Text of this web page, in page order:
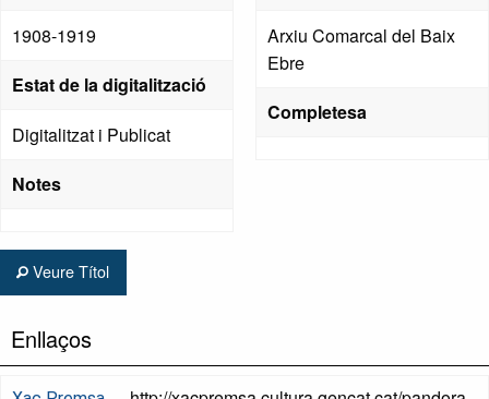
1908-1919
Estat de la digitalització
Digitalitzat i Publicat
Notes
Arxiu Comarcal del Baix
Ebre
Completesa
Veure Títol
Enllaços